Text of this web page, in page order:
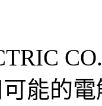
可能的